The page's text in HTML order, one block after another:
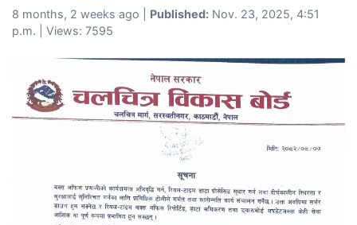
8 months, 2 weeks ago | Published: Nov. 23, 2025, 4:51
p.m. | Views: 7595